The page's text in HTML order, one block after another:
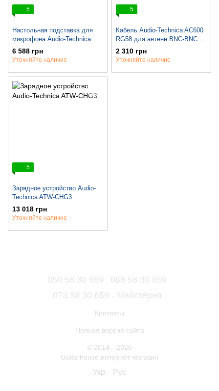
5
Настольная подставка для
микрофона Audio-Technica
AT8666
6 588 грн
Уточняйте наличие
5
Кабель Audio-Technica AC600
RG58 для антенн BNC-BNC 50
Ом (6м)
2 310 грн
Уточняйте наличие
5
Зарядное устройство Audio-
Technica ATW-CHG3
13 018 грн
Уточняйте наличие
050 58 30 659
068 58 30 659
073 58 30 659 - Майстерня
Контакты
Полная версия сайта
© 2014—2026
Guitarhouse интернет-магазин
Укр Рус